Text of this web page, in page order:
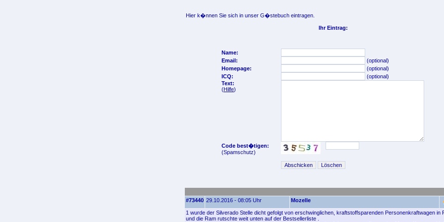
Hier k�nnen Sie sich in unser G�stebuch eintragen.
Ihr Eintrag:
Name:
Email:
(optional)
Homepage:
(optional)
ICQ:
(optional)
Text:
(Hilfe)
Code best�tigen:
(Spamschutz)
#73440 29.10.2016 - 08:05 Uhr Mozelle
1 wurde der Silverado Stelle dicht gefolgt von erschwinglichen, kraftstoffsparenden Personenkraftwagen in
und die Ram rutschte weit unten auf der Bestsellerliste .